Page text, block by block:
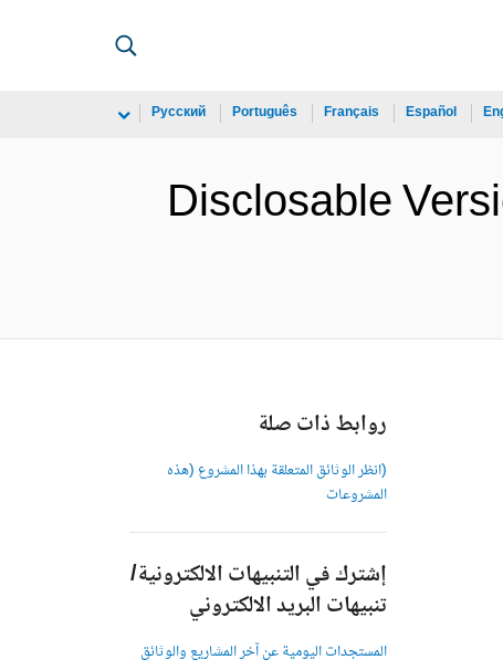
Español
Français
Português
Русский
Disclosable
روابط ذات صلة
(انظر الوثائق المتعلقة بهذا المشروع (هذه
المشروعات
إشترك في التنبيهات الالكترونية/
تنبيهات البريد الالكتروني
المستجدات اليومية عن آخر المشاريع والوثائق